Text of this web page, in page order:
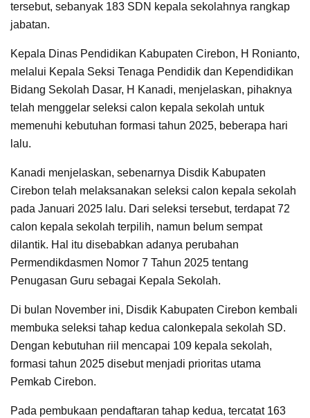
tersebut, sebanyak 183 SDN kepala sekolahnya rangkap
jabatan.
Kepala Dinas Pendidikan Kabupaten Cirebon, H Ronianto,
melalui Kepala Seksi Tenaga Pendidik dan Kependidikan
Bidang Sekolah Dasar, H Kanadi, menjelaskan, pihaknya
telah menggelar seleksi calon kepala sekolah untuk
memenuhi kebutuhan formasi tahun 2025, beberapa hari
lalu.
Kanadi menjelaskan, sebenarnya Disdik Kabupaten
Cirebon telah melaksanakan seleksi calon kepala sekolah
pada Januari 2025 lalu. Dari seleksi tersebut, terdapat 72
calon kepala sekolah terpilih, namun belum sempat
dilantik. Hal itu disebabkan adanya perubahan
Permendikdasmen Nomor 7 Tahun 2025 tentang
Penugasan Guru sebagai Kepala Sekolah.
Di bulan November ini, Disdik Kabupaten Cirebon kembali
membuka seleksi tahap kedua calonkepala sekolah SD.
Dengan kebutuhan riil mencapai 109 kepala sekolah,
formasi tahun 2025 disebut menjadi prioritas utama
Pemkab Cirebon.
Pada pembukaan pendaftaran tahap kedua, tercatat 163